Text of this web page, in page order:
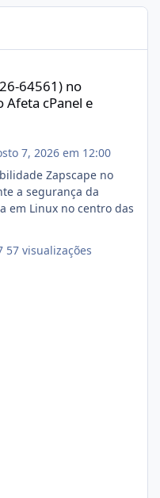
Como Afeta cPanel
64561) no
Afeta cPanel e
7, 2026 em 12:00
Zapscape no
a segurança da
em Linux no centro das
57 visualizações